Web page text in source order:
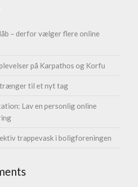
– derfor vælger flere online
på Karpathos og Korfu
trænger til et nyt tag
Lav en personlig online
trappevask i boligforeningen